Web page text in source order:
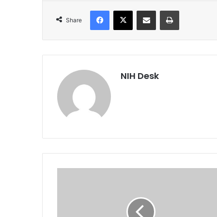
Share
Facebook
X Share via Email Print
NIH Desk